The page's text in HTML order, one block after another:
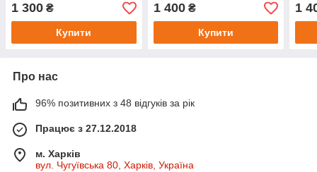
1 300 ₴
Купити
1 400₴
Купити
1
Про нас
96% позитивних з 48 відгуків за рік
Працює з 27.12.2018
м. Харків
вул. Чугуївська 80, Харків, Україна